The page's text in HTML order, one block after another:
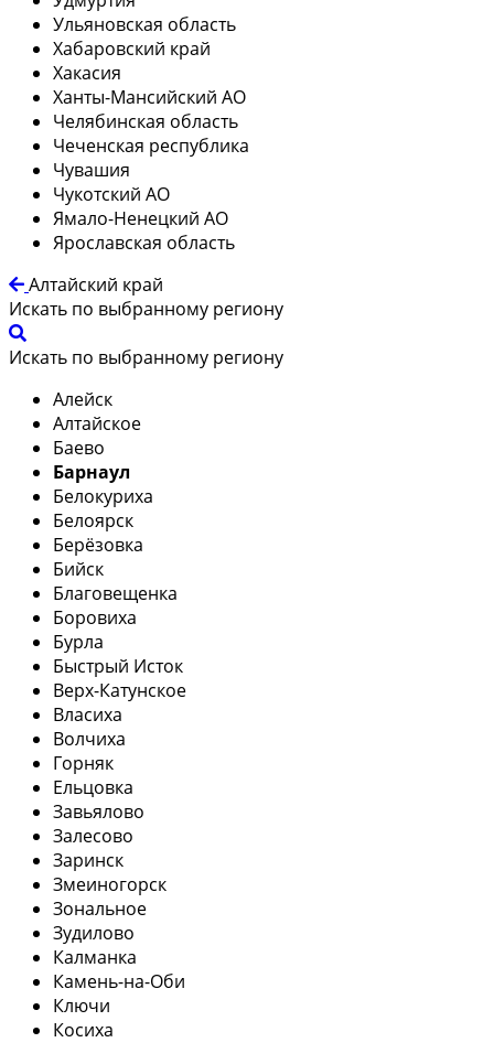
Ульяновская область
Хабаровский край
Хакасия
Ханты-Мансийский АО
Челябинская область
Чеченская республика
Чувашия
Чукотский АО
Ямало-Ненецкий АО
Ярославская область
Алтайский край
Искать по выбранному региону
Искать по выбранному региону
Алейск
Алтайское
Баево
Барнаул
Белокуриха
Белоярск
Берёзовка
Бийск
Благовещенка
Боровиха
Бурла
Быстрый Исток
Верх-Катунское
Власиха
Волчиха
Горняк
Ельцовка
Завьялово
Залесово
Заринск
Змеиногорск
Зональное
Зудилово
Калманка
Камень-на-Оби
Ключи
Косиха